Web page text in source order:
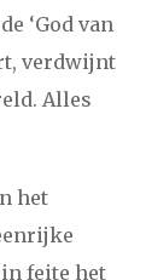
juli
‘God van
verdwijnt
Alles
het
feite het